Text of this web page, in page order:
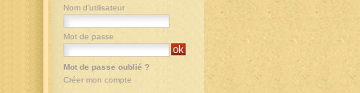
Nom d'utilisateur
Mot de passe
Mot de passe oublié ?
Créer mon compte